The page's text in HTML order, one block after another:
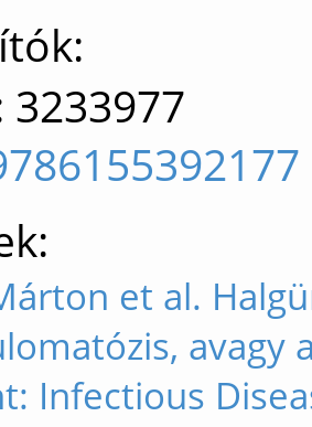
3233977
et al.
avagy
Infectious